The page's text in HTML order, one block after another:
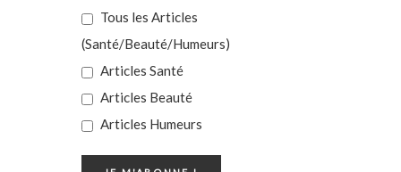
Tous les Articles
(Santé/Beauté/Humeurs)
Articles Santé
Articles Beauté
Articles Humeurs